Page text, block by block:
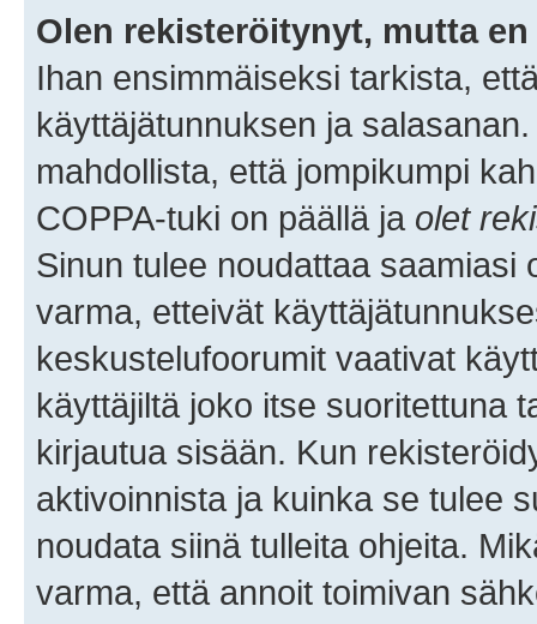
Olen rekisteröitynyt, mutta
Ihan ensimmäiseksi tarkista,
käyttäjätunnuksen ja
mahdollista, että jompikumpi
COPPA-tuki on päällä ja olet
Sinun tulee noudattaa saamiasi
varma, etteivät
keskustelufoorumit vaativat
käyttäjiltä joko itse suoritettuna
kirjautua sisään. Kun
aktivoinnista ja kuinka se tulee
noudata siinä tulleita ohjeita.
varma, että annoit toimivan